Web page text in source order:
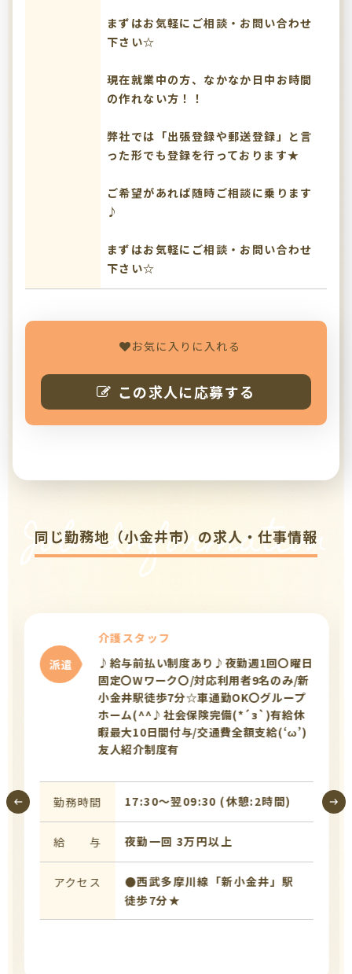
まずはお気軽にご相談・お問い合わせ
下さい☆
現在就業中の方、なかなか日中お時間
の作れない方！！
弊社では「出張登録や郵送登録」と言
った形でも登録を行っております★
ご希望があれば随時ご相談に乗ります
♪
まずはお気軽にご相談・お問い合わせ
下さい☆
お気に入りに入れる
この求人に応募する
Job Information
同じ勤務地（小金井市）の求人・仕事情報
派遣
介護スタッフ
♪給与前払い制度あり♪夜勤週1回〇曜日
固定〇Wワーク〇/対応利用者9名のみ/新
小金井駅徒歩7分☆車通勤OK〇グループ
ホーム(^^♪社会保険完備(*´з`)有給休
暇最大10日間付与/交通費全額支給(‘ω’)
友人紹介制度有
勤務時間 17:30〜翌09:30 (休憩:2時間)
給 与 夜勤一回 3万円以上
アクセス
●西武多摩川線「新小金井」駅
徒歩7分★